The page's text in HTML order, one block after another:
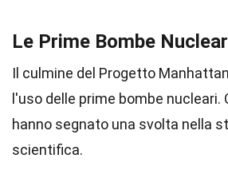
Le Prime Bombe
Il culmine del Progetto
l'uso delle prime bombe nucleari.
hanno segnato una svolta nella
scientifica.